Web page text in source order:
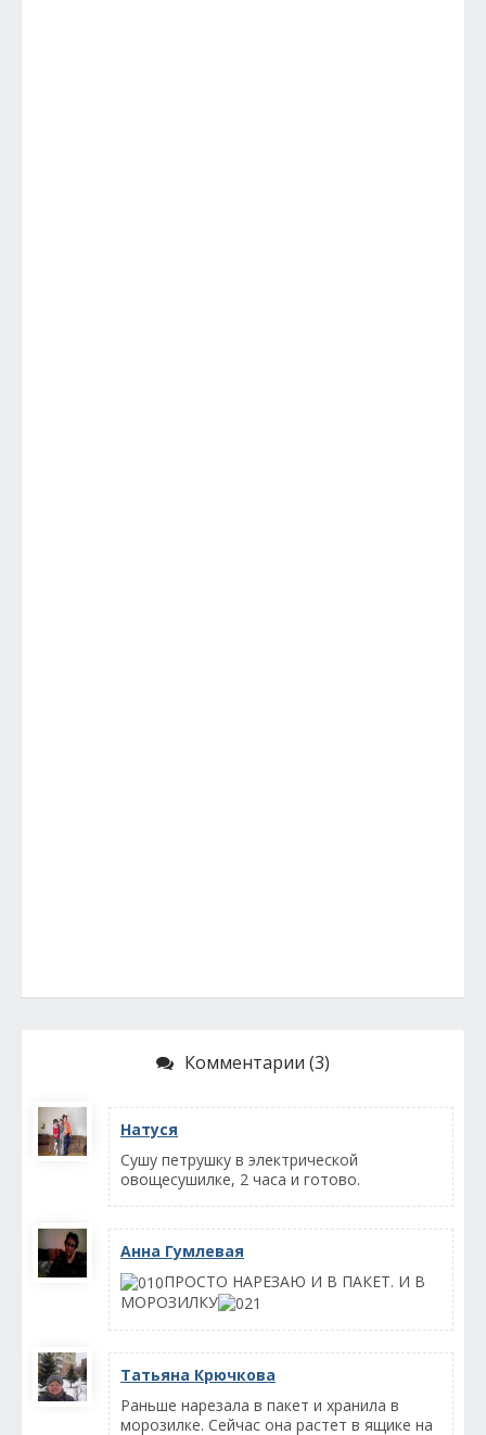
Комментарии (3)
Натуся
Сушу петрушку в электрической
овощесушилке, 2 часа и готово.
Анна Гумлевая
ПРОСТО НАРЕЗАЮ И В ПАКЕТ. И В
МОРОЗИЛКУ
Татьяна Крючкова
Раньше нарезала в пакет и хранила в
морозилке. Сейчас она растет в ящике на